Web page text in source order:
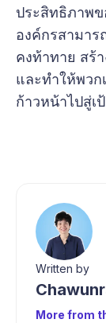
ประสิทธิภาพข
องค์กรสามาร
คงท้าทาย สร้
และทำให้พว
ก้าวหน้าไปสู่เ
Written by
More from